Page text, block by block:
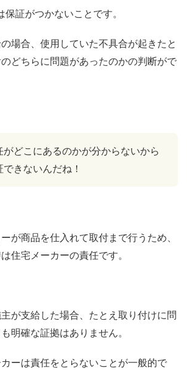
保証がつかないことです。
場合、使用していた不具合が起きたと
どちらに問題があったのかの判断がで
がどこにあるのかが分からないから
できないんだね！
が商品を仕入れて取付まで行うため、
住宅メーカーの責任です。
が支給した場合、たとえ取り付けに問
明確な証拠はありません。
ーは責任をとらないことが一般的で